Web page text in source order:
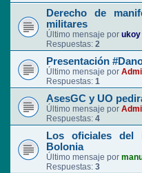
Derecho de
militares
Último mensaje por ukoy
Respuestas: 2
Presentación
Último mensaje por
Respuestas: 1
AsesGC y UO
Último mensaje por
Respuestas: 4
Los oficiales del
Bolonia
Último mensaje por
Respuestas: 3